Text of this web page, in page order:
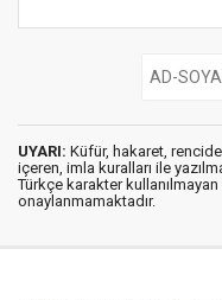
UYARI: Küfür, hakaret,
içeren, imla kuralları ile
Türkçe karakter
onaylanmamaktadır.